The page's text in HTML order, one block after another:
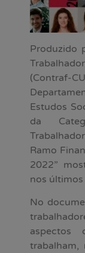
Produzido
Estudos
da
Ramo
2022”
nos últimos
No
trabalham,